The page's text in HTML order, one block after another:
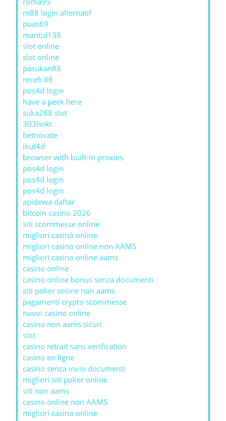
m88 login alternatif
puas69
mantul138
slot online
slot online
pasukan88
receh 88
pos4d login
have a peek here
suka288 slot
303hoki
betnovate
ikut4d
browser with built-in proxies
pos4d login
pos4d login
pos4d login
apidewa daftar
bitcoin casino 2026
siti scommesse online
migliori casinò online
migliori casino online non AAMS
migliori casino online aams
casino online
casino online bonus senza documenti
siti poker online non aams
pagamenti crypto scommesse
nuovi casino online
casino non aams sicuri
slot
casino retrait sans verification
casino en ligne
casino senza invio documenti
migliori siti poker online
siti non aams
casino online non AAMS
migliori casino online